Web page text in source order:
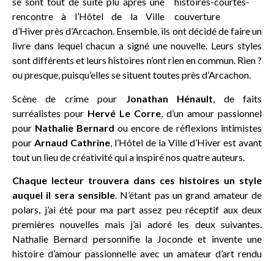
rencontre à l’Hôtel de la Ville
d’Hiver près d’Arcachon. Ensemble, ils ont décidé de faire un
livre dans lequel chacun a signé une nouvelle. Leurs styles
sont différents et leurs histoires n’ont rien en commun. Rien ?
ou presque, puisqu’elles se situent toutes près d’Arcachon.
Scène de crime pour Jonathan Hénault , de faits
surréalistes pour Hervé Le Corre , d’un amour passionnel
pour Nathalie Bernard ou encore de réflexions intimistes
pour Arnaud Cathrine , l’Hôtel de la Ville d’Hiver est avant
tout un lieu de créativité qui a inspiré nos quatre auteurs.
Chaque lecteur trouvera dans ces histoires un style
auquel il sera sensible. N’étant pas un grand amateur de
polars, j’ai été pour ma part assez peu réceptif aux deux
premières nouvelles mais j’ai adoré les deux suivantes.
Nathalie Bernard personnifie la Joconde et invente une
histoire d’amour passionnelle avec un amateur d’art rendu